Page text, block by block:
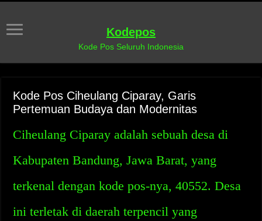
Kodepos
Kode Pos Seluruh Indonesia
Kode Pos Ciheulang Ciparay, Garis
Pertemuan Budaya dan Modernitas
Ciheulang Ciparay adalah sebuah desa di
Kabupaten Bandung, Jawa Barat, yang
terkenal dengan kode pos-nya, 40552. Desa
ini terletak di daerah terpencil yang